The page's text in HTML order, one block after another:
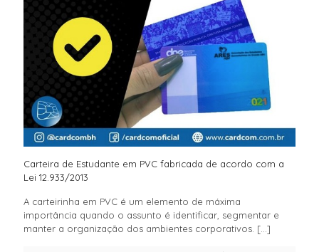
Carteira de Estudante em PVC fabricada de acordo com a
Lei 12.933/2013
A carteirinha em PVC é um elemento de máxima
importância quando o assunto é identificar, segmentar e
manter a organização dos ambientes corporativos. […]